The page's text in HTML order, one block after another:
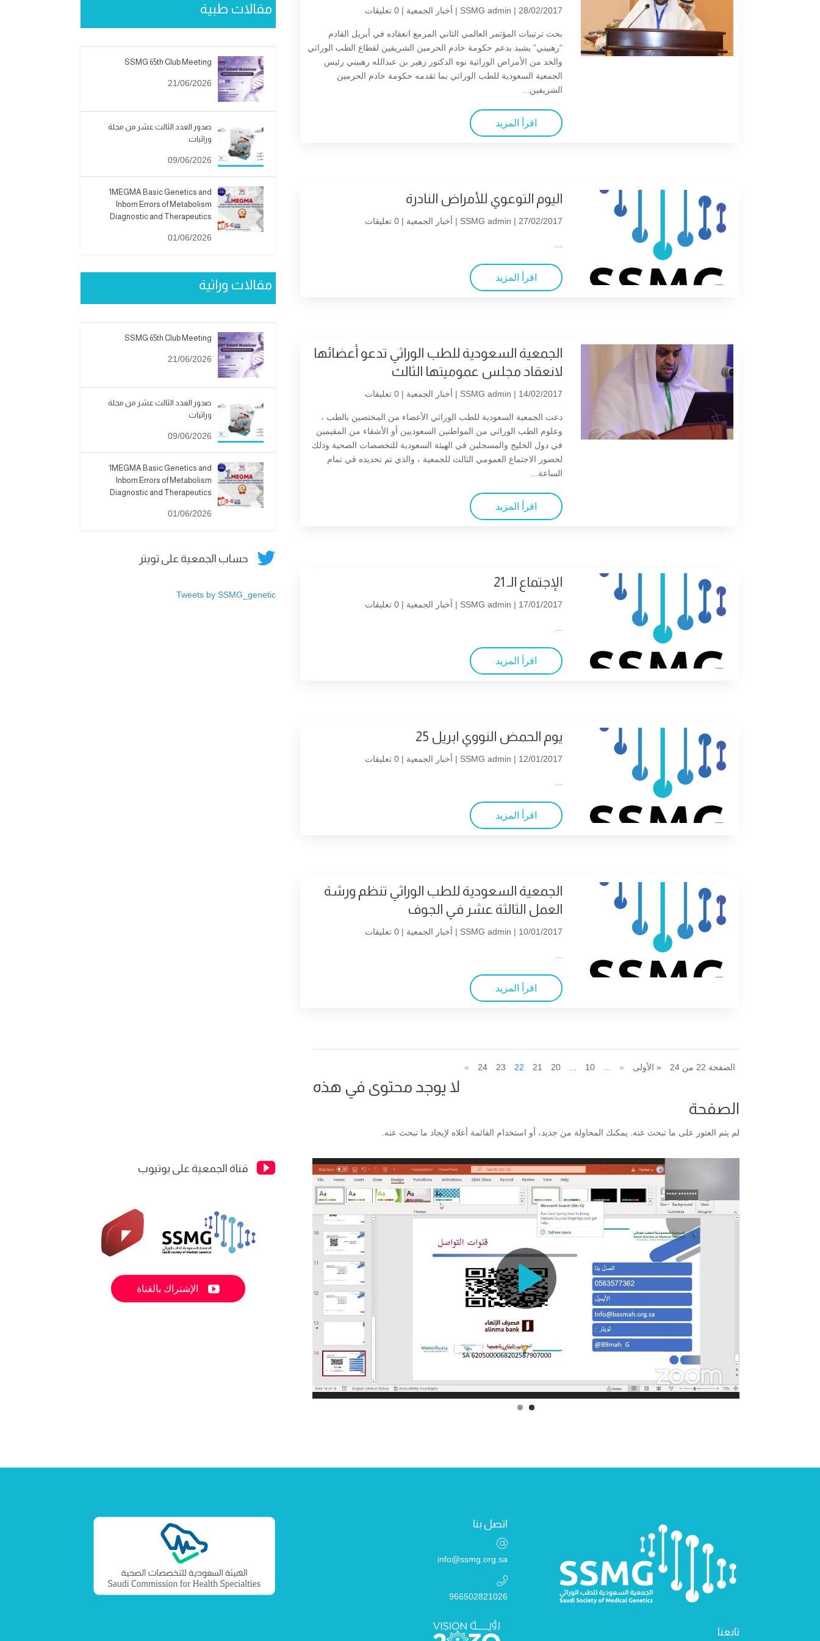
صدور العدد الثاني عشر من مجلة
وراثيات
Tonight: SSMG Webinar on
1MEGMA Basic Genetics and
Inborn Errors of Metabolism
Diagnostic and Therapeutics
ويبنار: نظرة عن قرب على الفينيل
كيتون يوريا
Tonight: SSMG Webinar on
Epidermolysis Bullosa:
advances in research and
treatment
SSMG admin | 28/02/2017 | أخبار الجمعية | 0 تعليقات
بحث ترتيبات المؤتمر العالمي الثاني المزمع انعقاده في أبريل القادم
“رهبيني” يشيد بدعم حكومة خادم الحرمين الشريفين لقطاع الطب الوراثي
والحد من الأمراض الوراثية نوه الدكتور زهير بن عبدالله رهبيني رئيس
الجمعية السعودية للطب الوراثي بما تقدمه حكومة خادم الحرمين
الشريفين...
اقرأ المزيد
اليوم التوعوي للأمراض النادرة
SSMG admin | 27/02/2017 | أخبار الجمعية | 0 تعليقات
اقرأ المزيد
الجمعية السعودية للطب الوراثي تدعو أعضائها
لانعقاد مجلس عموميتها الثالث
SSMG admin | 14/02/2017 | أخبار الجمعية | 0 تعليقات
دعت الجمعية السعودية للطب الوراثي الأعضاء من المختصين بالطب ،
وعلوم الطب الوراثي من المواطنين السعوديين أو الأشقاء من المقيمين
في دول الخليج والمسجلين في الهيئة السعودية للتخصصات الصحية وذلك
لحضور الاجتماع العمومي الثالث للجمعية ، والذي تم تحديده في تمام
الساعة...
اقرأ المزيد
الإجتماع الـ 21
SSMG admin | 17/01/2017 | أخبار الجمعية | 0 تعليقات
اقرأ المزيد
يوم الحمض النووي ابريل 25
SSMG admin | 12/01/2017 | أخبار الجمعية | 0 تعليقات
اقرأ المزيد
الجمعية السعودية للطب الوراثي تنظم ورشة
العمل الثالثة عشر في الجوف
SSMG admin | 10/01/2017 | أخبار الجمعية | 0 تعليقات
اقرأ المزيد
الصفحة 22 من 24 « الأولى «
10
20
21
22
23
24
»
لا يوجد محتوى في هذه
الصفحة
لم يتم العثور على ما تبحث عنه. يمكنك المحاولة من جديد، أو استخدام القائمة أعلاه لإيجاد ما تبحث عنه.
مقالات طبية
SSMG 65th Club Meeting
21/06/2026
صدور العدد الثالث عشر من مجلة
وراثيات
09/06/2026
1MEGMA Basic Genetics and
Inborn Errors of Metabolism
Diagnostic and Therapeutics
01/06/2026
مقالات وراثية
SSMG 65th Club Meeting
21/06/2026
صدور العدد الثالث عشر من مجلة
وراثيات
09/06/2026
1MEGMA Basic Genetics and
Inborn Errors of Metabolism
Diagnostic and Therapeutics
01/06/2026
 حساب الجمعية على تويتر
Tweets by SSMG_genetic
 قناة الجمعية على يوتيوب
 الإشتراك بالقناة
تابعنا
اتصل بنا
info@ssmg.org.sa
966502821026